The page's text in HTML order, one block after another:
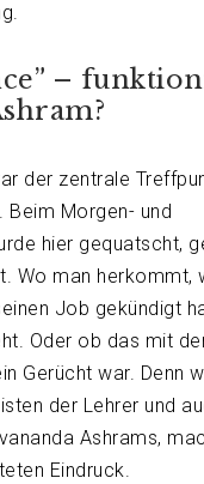
–
der zentrale
Beim Morgen- und
hier gequatscht,
Wo man herkommt,
Job gekündigt
Oder ob das mit
Gerücht war. Denn
der Lehrer und
Ashrams,
Eindruck.